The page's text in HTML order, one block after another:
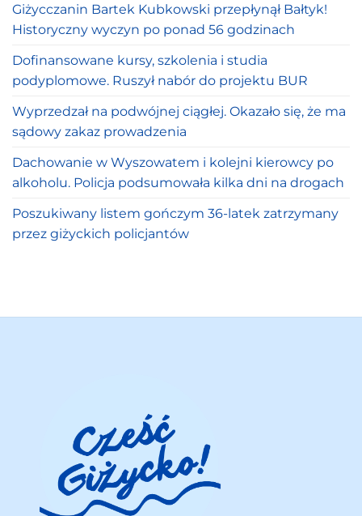
Giżycczanin Bartek Kubkowski przepłynął Bałtyk!
Historyczny wyczyn po ponad 56 godzinach
Dofinansowane kursy, szkolenia i studia
podyplomowe. Ruszył nabór do projektu BUR
Wyprzedzał na podwójnej ciągłej. Okazało się, że ma
sądowy zakaz prowadzenia
Dachowanie w Wyszowatem i kolejni kierowcy po
alkoholu. Policja podsumowała kilka dni na drogach
Poszukiwany listem gończym 36-latek zatrzymany
przez giżyckich policjantów